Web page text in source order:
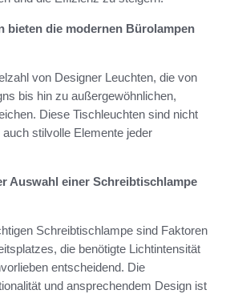
bieten die modernen Bürolampen
von Designer Leuchten, die von
bis hin zu außergewöhnlichen,
Diese Tischleuchten sind nicht
stilvolle Elemente jeder
Auswahl einer Schreibtischlampe
Schreibtischlampe sind Faktoren
die benötigte Lichtintensität
entscheidend. Die
und ansprechendem Design ist